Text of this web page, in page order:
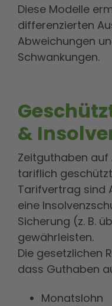
Diese Modelle
differenzierten
Abweichungen
Schwankungen.
&
Zeitguthaben auf
tariflich
Tarifvertrag sind
eine
Sicherung (z. B.
gewährleisten.
Die gesetzlichen
dass Guthaben
Monatslohn